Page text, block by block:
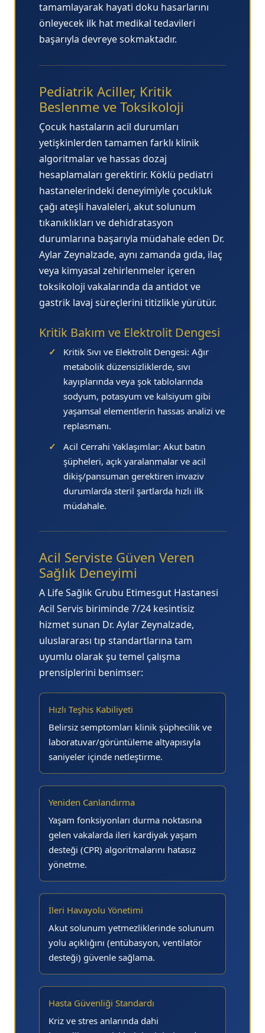
tamamlayarak hayati doku hasarlarını
önleyecek ilk hat medikal tedavileri
başarıyla devreye sokmaktadır.
Pediatrik Aciller, Kritik
Beslenme ve Toksikoloji
Çocuk hastaların acil durumları
yetişkinlerden tamamen farklı klinik
algoritmalar ve hassas dozaj
hesaplamaları gerektirir. Köklü pediatri
hastanelerindeki deneyimiyle çocukluk
çağı ateşli havaleleri, akut solunum
tıkanıklıkları ve dehidratasyon
durumlarına başarıyla müdahale eden Dr.
Aylar Zeynalzade, aynı zamanda gıda, ilaç
veya kimyasal zehirlenmeler içeren
toksikoloji vakalarında da antidot ve
gastrik lavaj süreçlerini titizlikle yürütür.
Kritik Bakım ve Elektrolit Dengesi
✓ Kritik Sıvı ve Elektrolit Dengesi: Ağır
metabolik düzensizliklerde, sıvı
kayıplarında veya şok tablolarında
sodyum, potasyum ve kalsiyum gibi
yaşamsal elementlerin hassas analizi ve
replasmanı.
✓
Acil Cerrahi Yaklaşımlar: Akut batın
şüpheleri, açık yaralanmalar ve acil
dikiş/pansuman gerektiren invaziv
durumlarda steril şartlarda hızlı ilk
müdahale.
Acil Serviste Güven Veren
Sağlık Deneyimi
A Life Sağlık Grubu Etimesgut Hastanesi
Acil Servis biriminde 7/24 kesintisiz
hizmet sunan Dr. Aylar Zeynalzade,
uluslararası tıp standartlarına tam
uyumlu olarak şu temel çalışma
prensiplerini benimser:
Hızlı Teşhis Kabiliyeti
Belirsiz semptomları klinik şüphecilik ve
laboratuvar/görüntüleme altyapısıyla
saniyeler içinde netleştirme.
Yeniden Canlandırma
Yaşam fonksiyonları durma noktasına
gelen vakalarda ileri kardiyak yaşam
desteği (CPR) algoritmalarını hatasız
yönetme.
İleri Havayolu Yönetimi
Akut solunum yetmezliklerinde solunum
yolu açıklığını (entübasyon, ventilatör
desteği) güvenle sağlama.
Hasta Güvenliği Standardı
Kriz ve stres anlarında dahi